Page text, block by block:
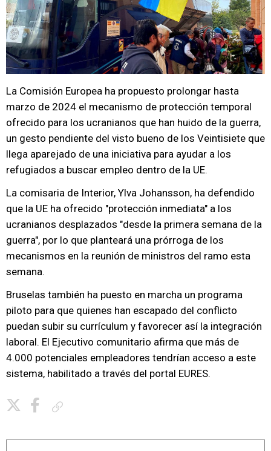
La Comisión Europea ha propuesto prolongar hasta
marzo de 2024 el mecanismo de protección temporal
ofrecido para los ucranianos que han huido de la guerra,
un gesto pendiente del visto bueno de los Veintisiete que
llega aparejado de una iniciativa para ayudar a los
refugiados a buscar empleo dentro de la UE.
La comisaria de Interior, Ylva Johansson, ha defendido
que la UE ha ofrecido "protección inmediata" a los
ucranianos desplazados "desde la primera semana de la
guerra", por lo que planteará una prórroga de los
mecanismos en la reunión de ministros del ramo esta
semana.
Bruselas también ha puesto en marcha un programa
piloto para que quienes han escapado del conflicto
puedan subir su currículum y favorecer así la integración
laboral. El Ejecutivo comunitario afirma que más de
4.000 potenciales empleadores tendrían acceso a este
sistema, habilitado a través del portal EURES.